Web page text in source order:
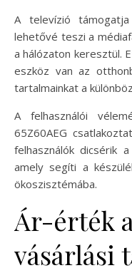
A televízió
lehetővé teszi a
a hálózaton keresztül.
eszköz van az
tartalmainkat a
A felhasználói
65Z60AEG
felhasználók dicsérik
amely segíti a
ökoszisztémába.
Ár-érték
vásárlási